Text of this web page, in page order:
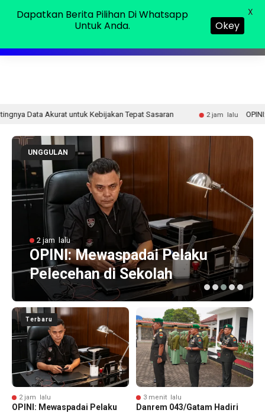
untuk Kebijakan Tepat Sasaran 2 jam lalu OPINI: Mewaspadai
UNGGULAN
2 jam lalu
OPINI: Mewaspadai Pelaku
Pelecehan di Sekolah
Terbaru
2 jam lalu
OPINI: Mewaspadai Pelaku
3 menit lalu
Danrem 043/Gatam Hadiri
Dapatkan Berita Pilihan Di Whatsapp
Untuk Anda.
Okey
X